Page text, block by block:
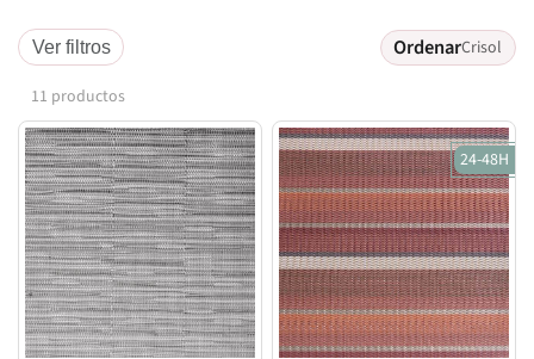
Ver filtros OrdenarCrisol
11 productos
24-48H